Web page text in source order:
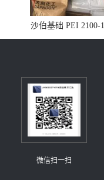
沙伯基础 PEI 2100-
微信扫一扫